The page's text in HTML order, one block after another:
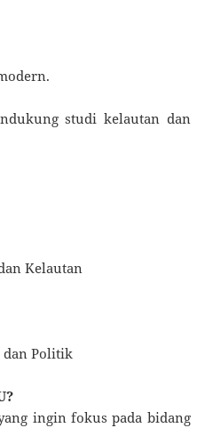
studi kelautan dan
Kelautan
dan Politik
ingin fokus pada bidang